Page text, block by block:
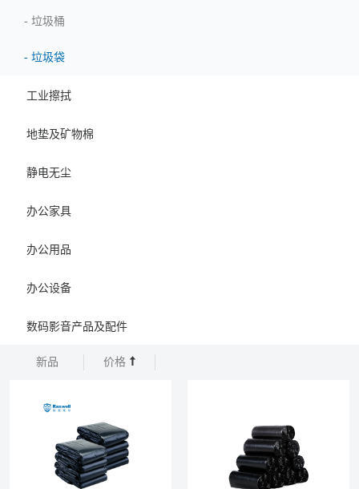
- 垃圾桶
- 垃圾袋
工业擦拭
地垫及矿物棉
静电无尘
办公家具
办公用品
办公设备
数码影音产品及配件
新品 价格